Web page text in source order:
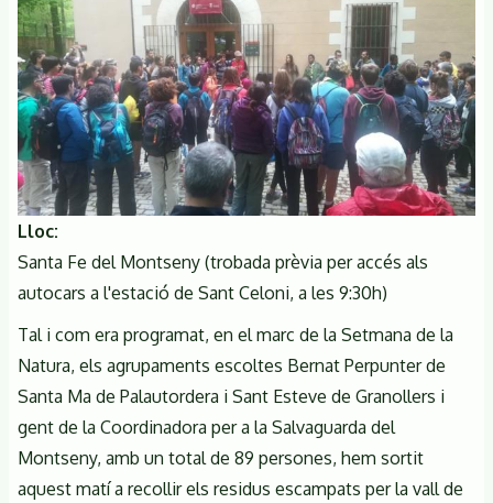
Lloc
Santa Fe del Montseny (trobada prèvia per accés als
autocars a l'estació de Sant Celoni, a les 9:30h)
Tal i com era programat, en el marc de la Setmana de la
Natura, els agrupaments escoltes Bernat Perpunter de
Santa Ma de Palautordera i Sant Esteve de Granollers i
gent de la Coordinadora per a la Salvaguarda del
Montseny, amb un total de 89 persones, hem sortit
aquest matí a recollir els residus escampats per la vall de